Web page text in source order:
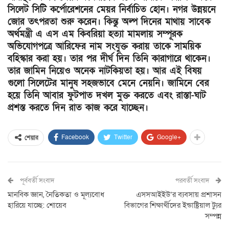
সিলেট সিটি কর্পোরেশনের মেয়র নির্বাচিত হোন। নগর উন্নয়নে
জোর তৎপরতা শুরু করেন। কিন্তু অল্প দিনের মাথায় সাবেক
অর্থমন্ত্রী এ এস এম কিবরিয়া হত্যা মামলায় সম্পূরক
অভিযোগপত্রে আরিফের নাম সংযুক্ত করায় তাকে সাময়িক
বহিস্কার করা হয়। তার পর দীর্ঘ দিন তিনি কারাগারে থাকেন।
তার জামিন নিয়েও অনেক নাটকিয়তা হয়। আর এই বিষয়
গুলো সিলেটের মানুষ সহজভাবে মেনে নেয়নি। জামিনে বের
হয়ে তিনি আবার ফুটপাত দখল মুক্ত করতে এবং রাস্তা-ঘাট
প্রশস্ত করতে দিন রাত কাজ করে যাচ্ছেন।
শেয়ার Facebook Twitter Google+
পূর্ববর্তী সংবাদ
মানবিক জ্ঞান, নৈতিকতা ও মূল্যবোধ
হারিয়ে যাচ্ছে: শোয়েব
পরবর্তী সংবাদ
এসসআইইউ’র ব্যবসায় প্রশাসন
বিভাগের শিক্ষার্থীদের ইন্ডাষ্ট্রিয়াল ট্যুর
সম্পন্ন